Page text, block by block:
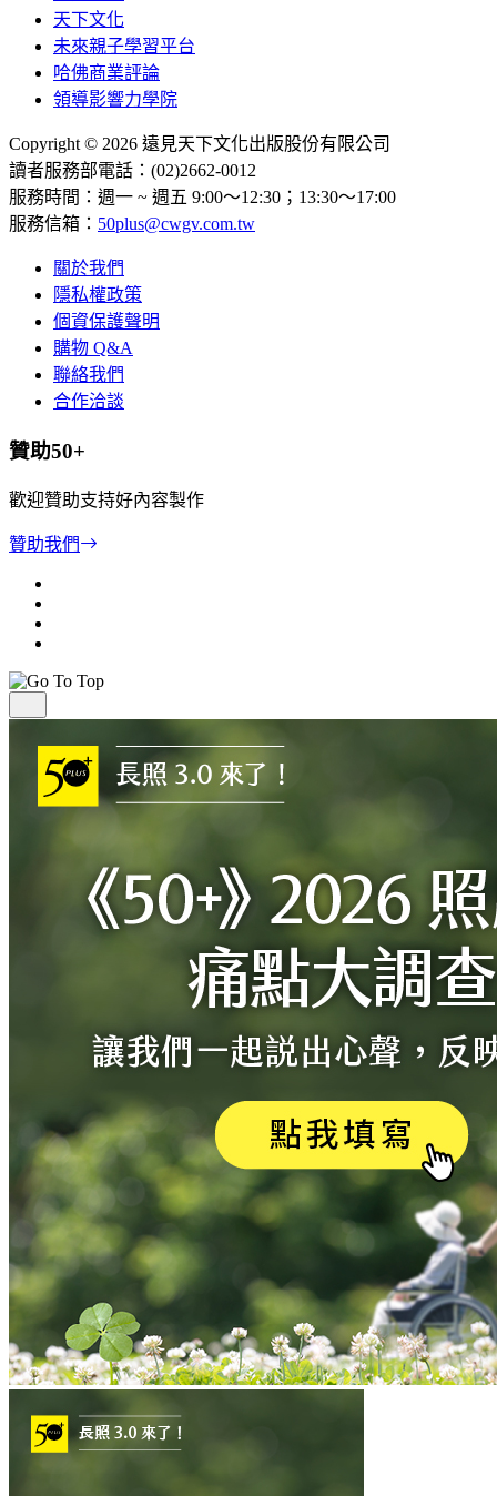
天下文化
未來親子學習平台
哈佛商業評論
領導影響力學院
Copyright © 2026 遠見天下文化出版股份有限公司
讀者服務部電話：(02)2662-0012
服務時間：週一 ~ 週五 9:00～12:30；13:30～17:00
服務信箱： 50plus@cwgv.com.tw
關於我們
隱私權政策
個資保護聲明
購物 Q&A
聯絡我們
合作洽談
贊助50+
歡迎贊助支持好內容製作
贊助我們